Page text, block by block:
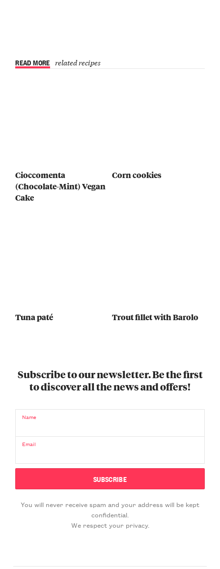
READ MORE related recipes
Cioccomenta
(Chocolate-Mint) Vegan
Cake
Corn cookies
Tuna paté Trout fillet with Barolo
Subscribe to our newsletter. Be the first
to discover all the news and offers!
Name
Email
You will never receive spam and your address will be kept
confidential.
We respect your privacy.